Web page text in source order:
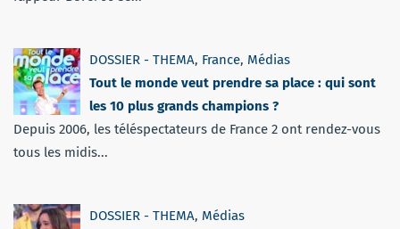
DOSSIER - THEMA, France, Médias
Tout le monde veut prendre sa place : qui sont
les 10 plus grands champions ?
Depuis 2006, les téléspectateurs de France 2 ont rendez-vous
tous les midis...
DOSSIER - THEMA, Médias